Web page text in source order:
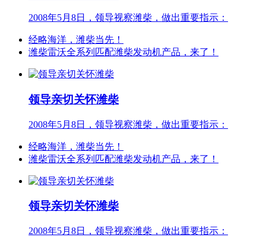
2008年5月8日，领导视察潍柴，做出重要指示：
经略海洋，潍柴当先！
潍柴雷沃全系列匹配潍柴发动机产品，来了！
领导亲切关怀潍柴
2008年5月8日，领导视察潍柴，做出重要指示：
经略海洋，潍柴当先！
潍柴雷沃全系列匹配潍柴发动机产品，来了！
领导亲切关怀潍柴
2008年5月8日，领导视察潍柴，做出重要指示：